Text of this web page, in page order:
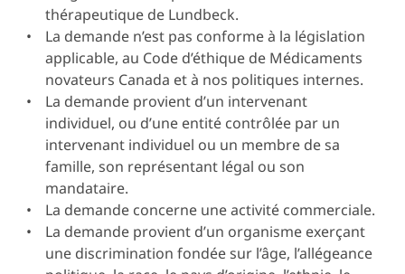
thérapeutique de Lundbeck.
La demande n’est pas conforme à la législation
applicable, au Code d’éthique de Médicaments
novateurs Canada et à nos politiques internes.
La demande provient d’un intervenant
individuel, ou d’une entité contrôlée par un
intervenant individuel ou un membre de sa
famille, son représentant légal ou son
mandataire.
La demande concerne une activité commerciale.
La demande provient d’un organisme exerçant
une discrimination fondée sur l’âge, l’allégeance